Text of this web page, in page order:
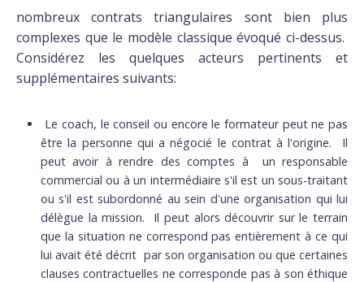
nombreux contrats triangulaires sont bien plus
complexes que le modèle classique évoqué ci-dessus.
Considérez les quelques acteurs pertinents et
supplémentaires suivants:
Le coach, le conseil ou encore le formateur peut ne pas
être la personne qui a négocié le contrat à l'origine. Il
peut avoir à rendre des comptes à un responsable
commercial ou à un intermédiaire s'il est un sous-traitant
ou s'il est subordonné au sein d'une organisation qui lui
délègue la mission. Il peut alors découvrir sur le terrain
que la situation ne correspond pas entièrement à ce qui
lui avait été décrit par son organisation ou que certaines
clauses contractuelles ne corresponde pas à son éthique